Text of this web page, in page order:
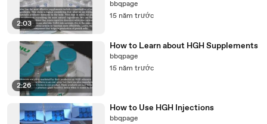
2:03
bbqpage
15 năm trước
2:26
How to Learn about HGH Supplements
bbqpage
15 năm trước
How to Use HGH Injections
bbqpage